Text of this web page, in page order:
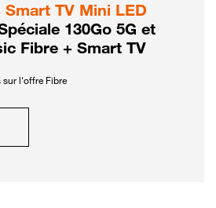
Smart TV Mini LED
130Go 5G et
Fibre + Smart TV
sur l'offre Fibre